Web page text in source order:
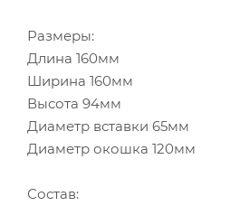
Размеры:
Длина 160мм
Ширина 160мм
Высота 94мм
Диаметр вставки 65мм
Диаметр окошка 120мм
Состав: